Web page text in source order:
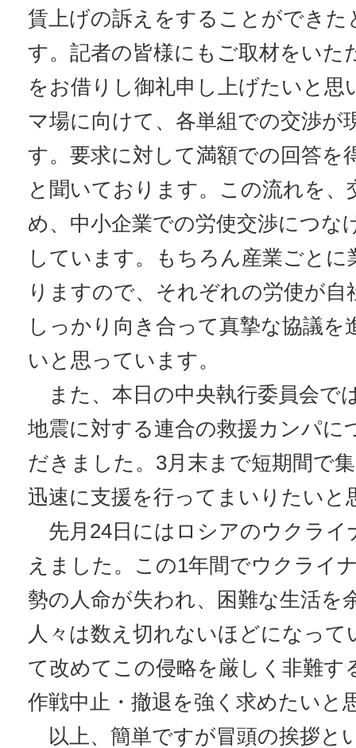
賃上げの訴えをすることができた
す。記者の皆様にもご取材をいた
をお借りし御礼申し上げたいと思
マ場に向けて、各単組での交渉が
す。要求に対して満額での回答を
と聞いております。この流れを、
め、中小企業での労使交渉につな
しています。もちろん産業ごとに
りますので、それぞれの労使が自
しっかり向き合って真摯な協議を
いと思っています。
また、本日の中央執行委員会で
地震に対する連合の救援カンパに
だきました。3月末まで短期間で
迅速に支援を行ってまいりたいと
先月24日にはロシアのウクライ
えました。この1年間でウクライ
勢の人命が失われ、困難な生活を
人々は数え切れないほどになって
て改めてこの侵略を厳しく非難す
作戦中止・撤退を強く求めたいと
以上、簡単ですが冒頭の挨拶と